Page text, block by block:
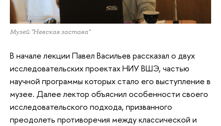
Музей "Невская застава"
В начале лекции Павел Васильев рассказал о двух
исследовательских проектах НИУ ВШЭ, частью
научной программы которых стало его выступление в
музее. Далее лектор объяснил особенности своего
исследовательского подхода, призванного
преодолеть противоречия между классической и